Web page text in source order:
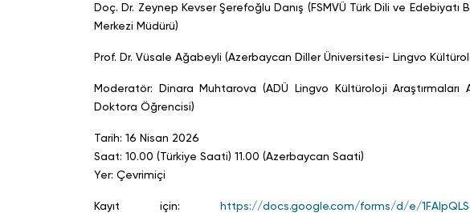
Doç. Dr. Zeynep Kevser Şerefoğlu Danış (FSMVÜ Türk Dili ve Edebiyatı
Merkezi Müdürü)
Prof. Dr. Vüsale Ağabeyli (Azerbaycan Diller Üniversitesi- Lingvo
Moderatör: Dinara Muhtarova (ADÜ Lingvo Kültüroloji Araştırmaları
Doktora Öğrencisi)
Tarih: 16 Nisan 2026
Saat: 10.00 (Türkiye Saati) 11.00 (Azerbaycan Saati)
Yer: Çevrimiçi
Kayıt için: https://docs.google.com/forms/d/e/